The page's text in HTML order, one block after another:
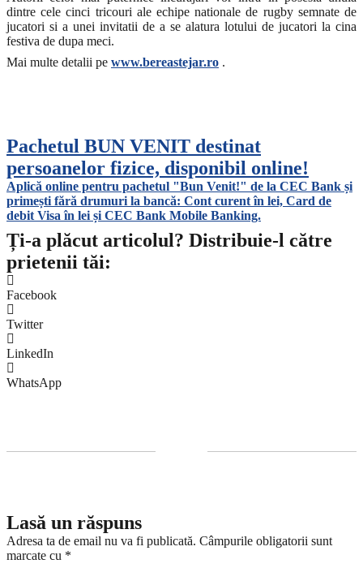
dintre cele cinci tricouri ale echipe nationale de rugby semnate de
jucatori si a unei invitatii de a se alatura lotului de jucatori la cina
festiva de dupa meci.
Mai multe detalii pe www.bereastejar.ro .
Pachetul BUN VENIT destinat
persoanelor fizice, disponibil online!
Aplică online pentru pachetul "Bun Venit!" de la CEC Bank și
primești fără drumuri la bancă: Cont curent în lei, Card de
debit Visa în lei și CEC Bank Mobile Banking.​
Ți-a plăcut articolul? Distribuie-l către
prietenii tăi:
Facebook
Twitter
LinkedIn
WhatsApp
Lasă un răspuns
Adresa ta de email nu va fi publicată. Câmpurile obligatorii sunt
marcate cu *